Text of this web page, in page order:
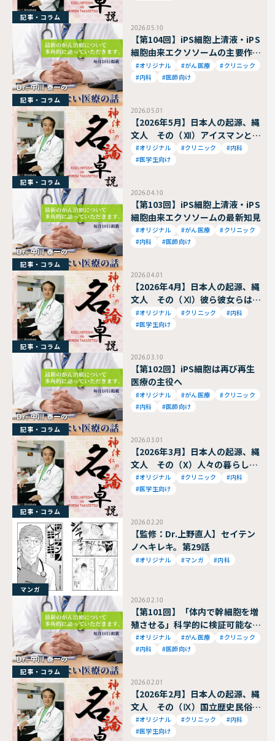
記事・コラム
2026.05.10
【第104回】iPS細胞上清液・iPS
細胞由来エクソソームの主要作用
と応用動向
#オリジナル #がん医療
#クリニック
#内科
#医師向け
記事・コラム
2026.05.01
【2026年5月】日本人の起源、縄
文人 その（Ⅻ）アイスマンと背
広を着た縄文人
#オリジナル #クリニック
#内科
#医学生向け
記事・コラム
2026.04.10
【第103回】iPS細胞上清液・iPS
細胞由来エクソソームの最新知見
#オリジナル #がん医療
#クリニック
#内科
#医師向け
記事・コラム
2026.04.01
【2026年4月】日本人の起源、縄
文人 その（Ⅺ）彼ら彼女らはど
んな人?
#オリジナル #クリニック
#内科
#医学生向け
記事・コラム
2026.03.10
【第102回】iPS細胞は再び再生
医療の主役へ
#オリジナル #がん医療
#クリニック
#内科
#医師向け
記事・コラム
2026.03.01
【2026年3月】日本人の起源、縄
文人 その（X）人々の暮らし〜
遊動から定住へ〜
#オリジナル #クリニック
#内科
#医学生向け
記事・コラム
2026.02.20
【監修：Dr.上野直人】セイテン
ノヘキレキ。第29話
#オリジナル #マンガ #内科
マンガ
2026.02.10
【第101回】「体内で幹細胞を増
殖させる」科学的に検証可能な仮
説
#オリジナル #がん医療
#クリニック
#内科
#医師向け
記事・コラム
2026.02.01
【2026年2月】日本人の起源、縄
文人 その（Ⅸ）国立歴史民俗博
物館
#オリジナル #クリニック
#内科
#医学生向け